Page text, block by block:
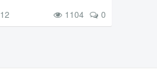
0
1104